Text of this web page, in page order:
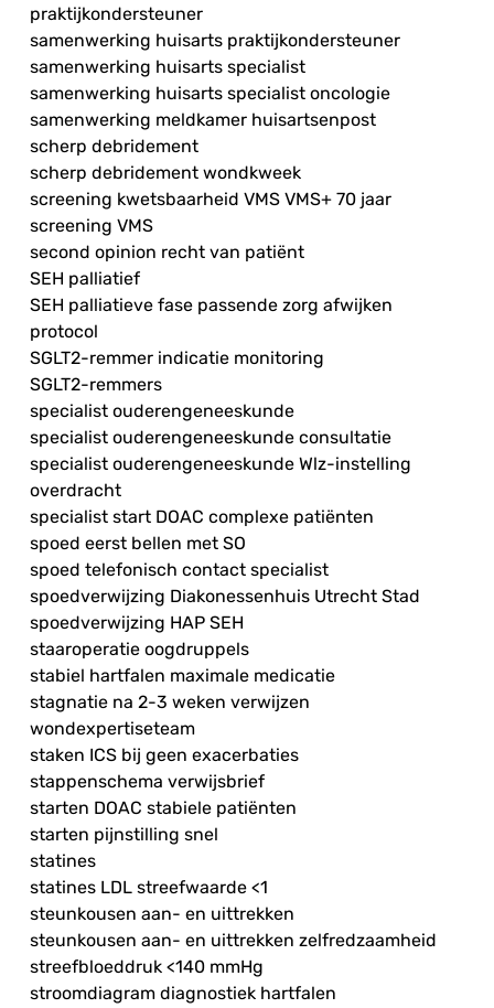
praktijkondersteuner
samenwerking huisarts praktijkondersteuner
samenwerking huisarts specialist
samenwerking huisarts specialist oncologie
samenwerking meldkamer huisartsenpost
scherp debridement
scherp debridement wondkweek
screening kwetsbaarheid VMS VMS+ 70 jaar
screening VMS
second opinion recht van patiënt
SEH palliatief
SEH palliatieve fase passende zorg afwijken
protocol
SGLT2-remmer indicatie monitoring
SGLT2-remmers
specialist ouderengeneeskunde
specialist ouderengeneeskunde consultatie
specialist ouderengeneeskunde Wlz-instelling
overdracht
specialist start DOAC complexe patiënten
spoed eerst bellen met SO
spoed telefonisch contact specialist
spoedverwijzing Diakonessenhuis Utrecht Stad
spoedverwijzing HAP SEH
staaroperatie oogdruppels
stabiel hartfalen maximale medicatie
stagnatie na 2-3 weken verwijzen
wondexpertiseteam
staken ICS bij geen exacerbaties
stappenschema verwijsbrief
starten DOAC stabiele patiënten
starten pijnstilling snel
statines
statines LDL streefwaarde <1
steunkousen aan- en uittrekken
steunkousen aan- en uittrekken zelfredzaamheid
streefbloeddruk <140 mmHg
stroomdiagram diagnostiek hartfalen